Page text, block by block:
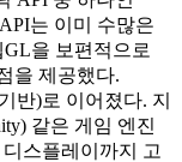
는 이미 수많은
을 보편적으로
을 제공했다.
반)로 이어졌다. 지
같은 게임 엔진
스플레이까지 고